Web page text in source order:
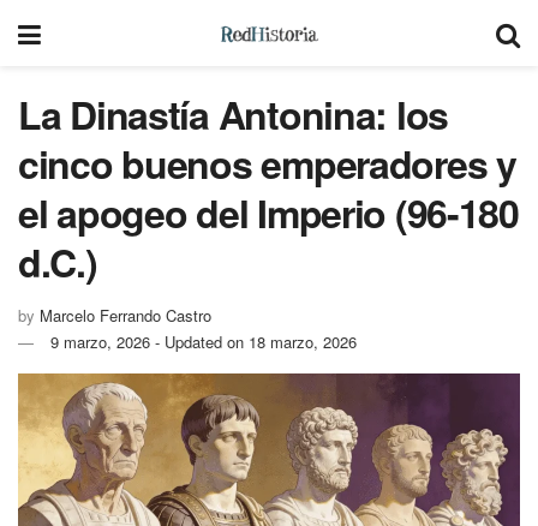
La Dinastía Antonina: los
cinco buenos emperadores y
el apogeo del Imperio (96-180
d.C.)
by Marcelo Ferrando Castro
9 marzo, 2026 - Updated on 18 marzo, 2026